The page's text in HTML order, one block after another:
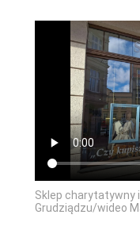
Sklep charytatywny
Grudziądzu/wideo